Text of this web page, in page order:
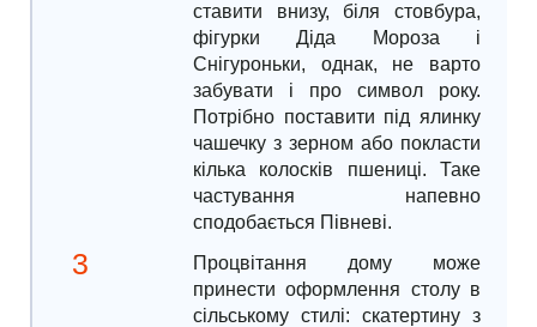
ставити внизу, біля стовбура,
фігурки Діда Мороза і
Снігуроньки, однак, не варто
забувати і про символ року.
Потрібно поставити під ялинку
чашечку з зерном або покласти
кілька колосків пшениці. Таке
частування напевно
сподобається Півневі.
Процвітання дому може
принести оформлення столу в
сільському стилі: скатертину з